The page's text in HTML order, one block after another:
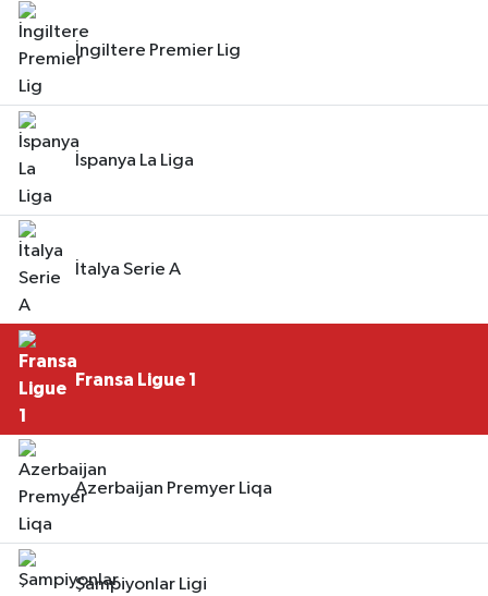
İngiltere Premier Lig
İspanya La Liga
İtalya Serie A
Fransa Ligue 1
Azerbaijan Premyer Liqa
Şampiyonlar Ligi